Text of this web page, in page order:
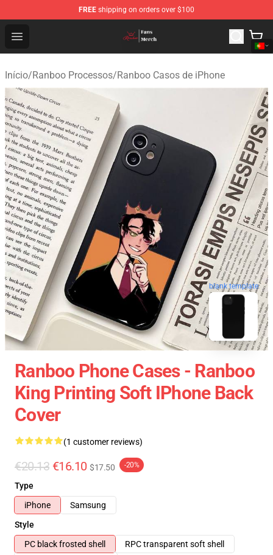
FREE shipping on orders over $100
Open menu
Ranboo Shop - Official Ranboo Merchandise Store
Início/Ranboo Processos/Ranboo Casos de iPhone
blank template
Ranboo Phone Cases - Ranboo
King Printing Soft IPhone Back
Cover
(1 customer reviews)
€20.13 €16.10 $17.50 -20%
Type
iPhone
Samsung
Style
PC black frosted shell
RPC transparent soft shell